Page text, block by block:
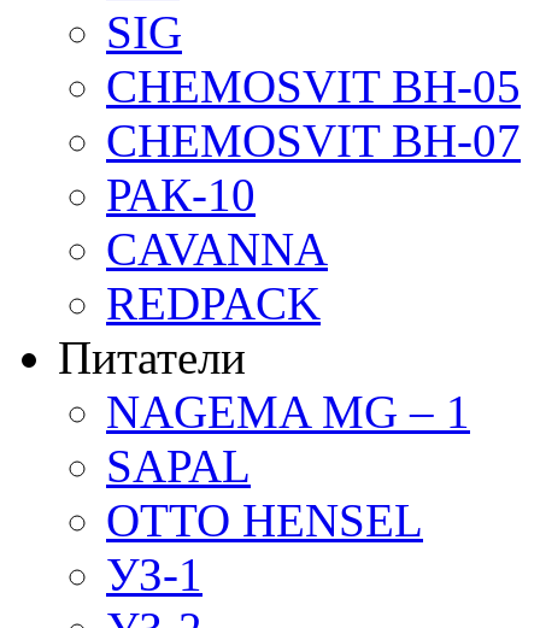
SIG
CHEMOSVIT BH-05
CHEMOSVIT BH-07
РАК-10
CAVANNA
REDPACK
Питатели
NAGEMA MG – 1
SAPAL
OTTO HENSEL
УЗ-1